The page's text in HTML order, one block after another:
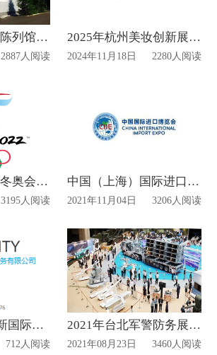
新墙河抗战史实陈列馆成国防教育基地!
2887人阅读
2025年杭州美妆创新展 （CiE）设计布置
2024年11月18日 2280人阅读
重磅来袭！北京冬奥会不面向境外观众售票
3195人阅读
中国（上海）国际进口博览会将于明天正式开幕
2021年11月04日 3206人阅读
2026上海3月份新国际酒店展的展位设计搭建
712人阅读
2021年台北军警防务展及台湾无人展将停办
2021年08月23日 3460人阅读